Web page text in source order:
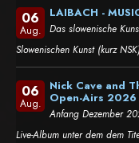
06
Aug.
LAIBACH -
Das slowenische
Slowenischen Kunst (kurz
06
Aug.
Nick Cave and
Open-Airs 2026
Anfang Dezember
Live-Album unter dem dem